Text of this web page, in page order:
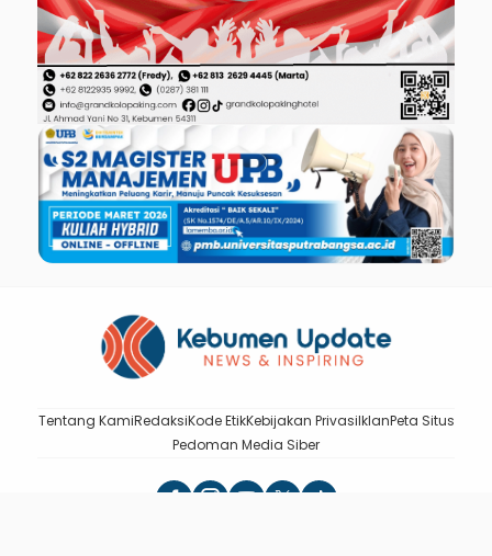
Tentang KamiRedaksiKode EtikKebijakan PrivasiIklanPeta Situs
Pedoman Media Siber